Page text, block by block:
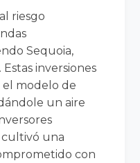
riesgo
Sequoia,
inversiones
modelo de
un aire
cultivó una
con